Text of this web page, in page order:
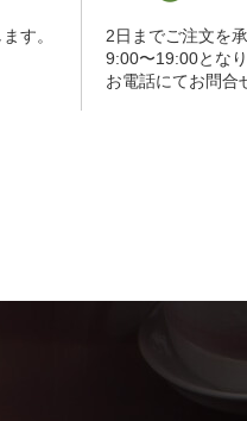
す。
2日までご注文を
9:00〜19:00とな
お電話にてお問合